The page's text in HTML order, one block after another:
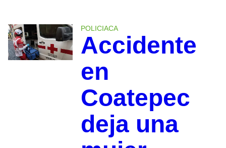
POLICIACA
Accidente
en
Coatepec
deja una